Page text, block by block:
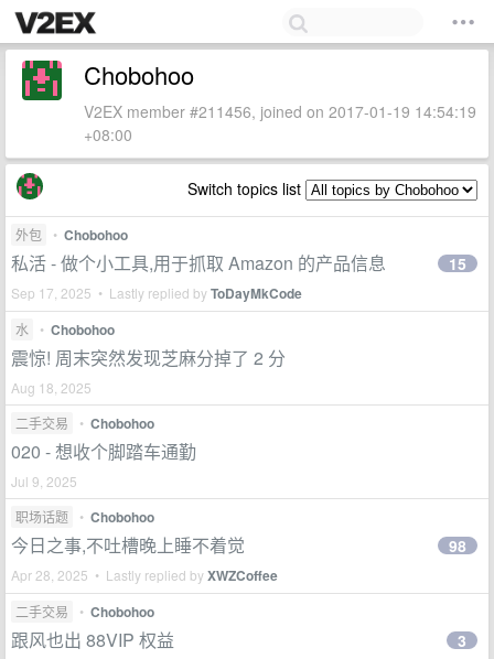
Chobohoo
V2EX member #211456, joined on 2017-01-19 14:54:19
+08:00
Switch topics list
外包 • Chobohoo
私活 - 做个小工具,用于抓取 Amazon 的产品信息
Sep 17, 2025 • Lastly replied byToDayMkCode
15
水 • Chobohoo
震惊! 周末突然发现芝麻分掉了 2 分
Aug 18, 2025
二手交易
• Chobohoo
020 - 想收个脚踏车通勤
Jul 9, 2025
职场话题
• Chobohoo
今日之事,不吐槽晚上睡不着觉
Apr 28, 2025 • Lastly replied byXWZCoffee
98
二手交易 • Chobohoo
跟风也出 88VIP 权益 3